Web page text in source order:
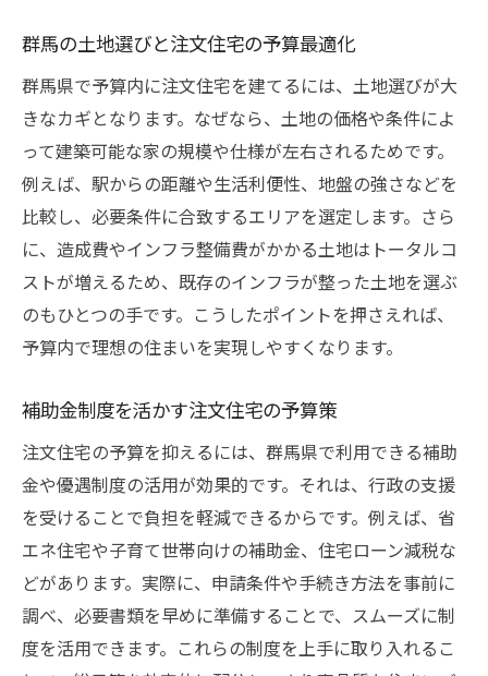
注文住宅の補助金制度と申請ポイント
相場を知って補助金を最大限に活用する方
法
注文住宅の費用を抑える補助金活用術
群馬で注文住宅を建てるなら知りたい相場
事情
注文住宅の予算内実現に役立つ補助金の使
い方
理想の家づくりと群馬県の費用目安解説
群馬の注文住宅費用と家づくりの流れを解
説
注文住宅の価格帯別で見る費用の考え方
家づくりで損しないための費用計画術
注文住宅の費用と価値を見極めるポイント
群馬の相場を踏まえた理想の家づくり戦略
予算内で後悔しない注文住宅の選び方
群馬の土地選びと注文住宅の予算最適化
群馬県で予算内に注文住宅を建てるには、土地選びが大
きなカギとなります。なぜなら、土地の価格や条件によ
って建築可能な家の規模や仕様が左右されるためです。
例えば、駅からの距離や生活利便性、地盤の強さなどを
比較し、必要条件に合致するエリアを選定します。さら
に、造成費やインフラ整備費がかかる土地はトータルコ
ストが増えるため、既存のインフラが整った土地を選ぶ
のもひとつの手です。こうしたポイントを押さえれば、
予算内で理想の住まいを実現しやすくなります。
補助金制度を活かす注文住宅の予算策
注文住宅の予算を抑えるには、群馬県で利用できる補助
金や優遇制度の活用が効果的です。それは、行政の支援
を受けることで負担を軽減できるからです。例えば、省
エネ住宅や子育て世帯向けの補助金、住宅ローン減税な
どがあります。実際に、申請条件や手続き方法を事前に
調べ、必要書類を早めに準備することで、スムーズに制
度を活用できます。これらの制度を上手に取り入れるこ